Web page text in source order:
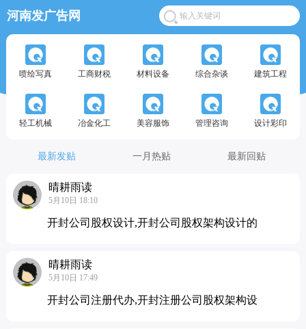
河南发广告网
喷绘写真 工商财税 材料设备 综合杂谈 建筑工程
轻工机械 冶金化工 美容服饰 管理咨询 设计彩印
最新发贴 一月热贴 最新回贴
晴耕雨读
5月10日 18:10
开封公司股权设计,开封公司股权架构设计的
晴耕雨读
5月10日 17:49
开封公司注册代办,开封注册公司股权架构设